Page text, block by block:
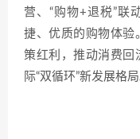
营、“购物+退税”联
捷、优质的购物体验
策红利，推动消费回
际“双循环”新发展格局